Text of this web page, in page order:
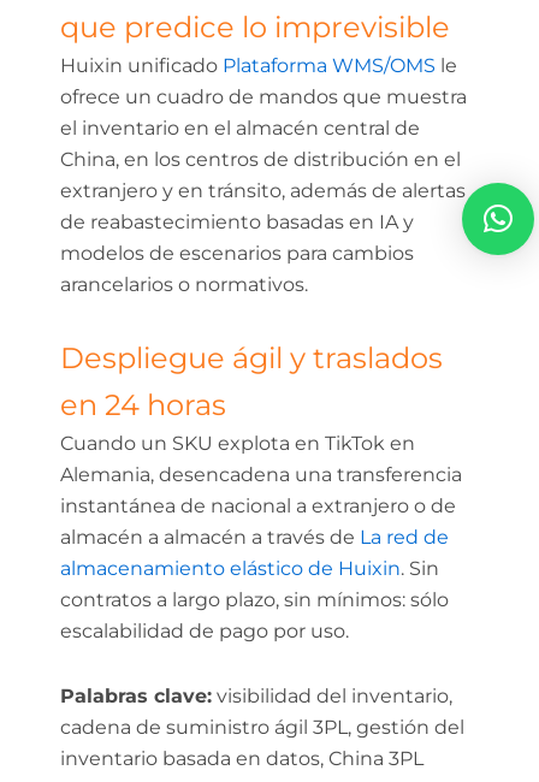
que predice lo imprevisible
Huixin unificado Plataforma WMS/OMS le
ofrece un cuadro de mandos que muestra
el inventario en el almacén central de
China, en los centros de distribución en el
extranjero y en tránsito, además de alertas
de reabastecimiento basadas en IA y
modelos de escenarios para cambios
arancelarios o normativos.
Despliegue ágil y traslados
en 24 horas
Cuando un SKU explota en TikTok en
Alemania, desencadena una transferencia
instantánea de nacional a extranjero o de
almacén a almacén a través de La red de
almacenamiento elástico de Huixin. Sin
contratos a largo plazo, sin mínimos: sólo
escalabilidad de pago por uso.
Palabras clave:visibilidad del inventario,
cadena de suministro ágil 3PL, gestión del
inventario basada en datos, China 3PL